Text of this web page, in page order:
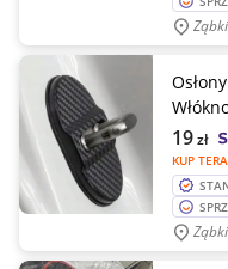
Ząbki
KUP
19zł
Ząbki